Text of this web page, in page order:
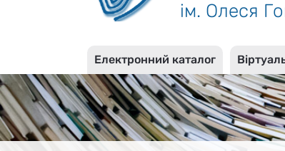
ім. Олеся
Електронний каталог